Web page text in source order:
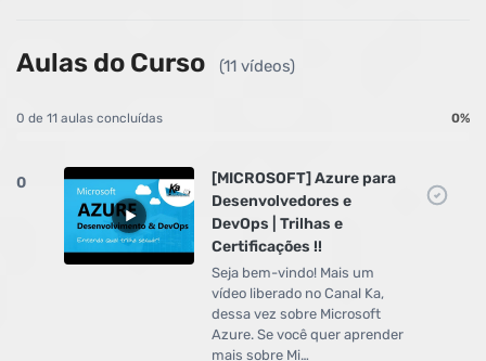
Aulas do Curso (11 vídeos)
0 de 11 aulas concluídas 0%
0
[MICROSOFT] Azure para
Desenvolvedores e
DevOps | Trilhas e
Certificações !!
Seja bem-vindo! Mais um
vídeo liberado no Canal Ka,
dessa vez sobre Microsoft
Azure. Se você quer aprender
mais sobre Mi…